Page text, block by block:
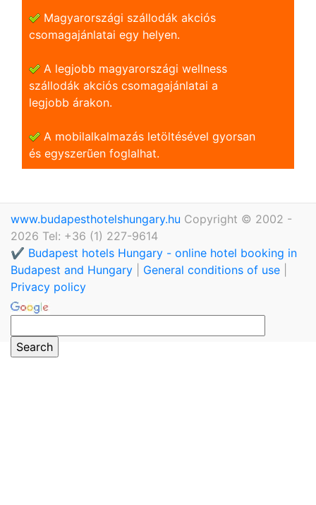
Magyarországi szállodák akciós
csomagajánlatai egy helyen.
A legjobb magyarországi wellness
szállodák akciós csomagajánlatai a
legjobb árakon.
A mobilalkalmazás letöltésével gyorsan
és egyszerũen foglalhat.
www.budapesthotelshungary.hu Copyright © 2002 -
2026 Tel: +36 (1) 227-9614
✔️ Budapest hotels Hungary - online hotel booking in
Budapest and Hungary
General conditions of use
Privacy policy